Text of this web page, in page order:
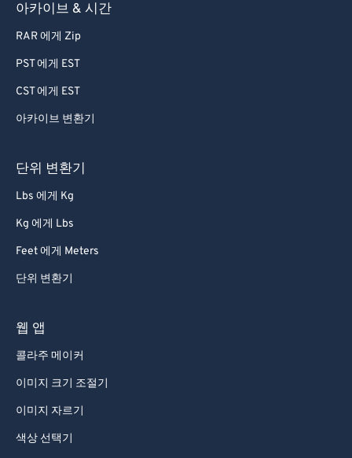
아카이브 & 시간
RAR 에게 Zip
PST 에게 EST
CST 에게 EST
아카이브 변환기
단위 변환기
Lbs 에게 Kg
Kg 에게 Lbs
Feet 에게 Meters
단위 변환기
웹 앱
콜라주 메이커
이미지 크기 조절기
이미지 자르기
색상 선택기